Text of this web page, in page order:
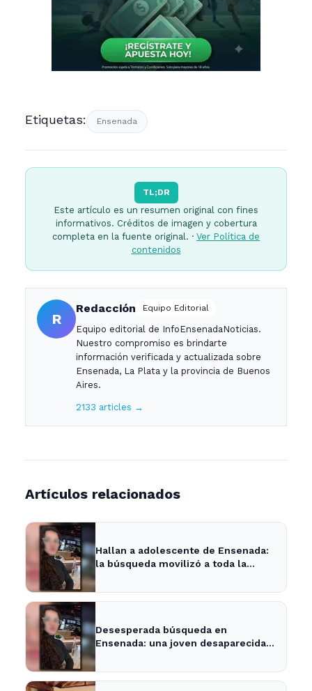
Etiquetas: Ensenada
TL;DR
Este artículo es un resumen original con fines
informativos. Créditos de imagen y cobertura
completa en la fuente original. · Ver Política de
contenidos
R
Redacción Equipo Editorial
Equipo editorial de InfoEnsenadaNoticias.
Nuestro compromiso es brindarte
información verificada y actualizada sobre
Ensenada, La Plata y la provincia de Buenos
Aires.
2133 articles →
Artículos relacionados
Hallan a adolescente de Ensenada:
la búsqueda movilizó a toda la
Desesperada búsqueda en
Ensenada: una joven desaparecida